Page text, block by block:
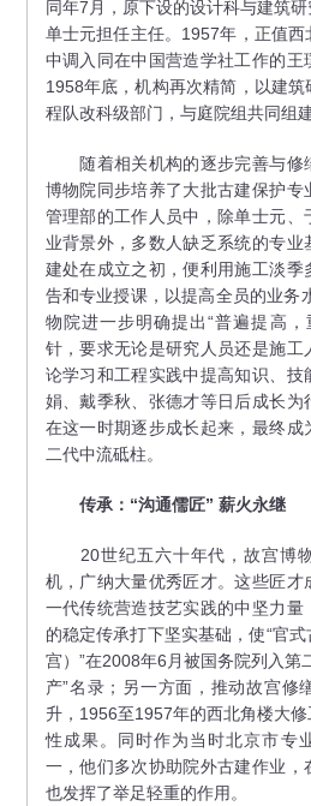
同年7月，原下设的设计科与建筑研
单士元担任主任。1957年，正值
中调入同在中国营造学社工作的王
1958年底，机构再次精简，以建
程队改科级部门，与庭院组共同组
随着相关机构的逐步完善与修
博物院同步培养了大批古建保护专
管理部的工作人员中，除单士元、
业背景外，多数人缺乏系统的专
建处在成立之初，便利用施工淡季
告和专业授课，以提高全员的业务
物院进一步明确提出“普遍提高
针，要求无论是研究人员还是施工
论学习和工程实践中提高知识、技
娟、戴季秋、张德才等日后成长为
在这一时期逐步成长起来，最终成
二代中流砥柱。
传承：“沟通儒匠” 薪火永继
20世纪五六十年代，故宫博物
机，广纳大量优秀匠才。这些匠才
一代传统营造技艺实践的中坚力量
的稳定传承打下坚实基础，使“官
宫）”在2008年6月被国务院列入第
产”名录；另一方面，推动故宫修
升，1956至1957年的西北角楼大
性成果。同时作为当时北京市专
一，他们多次协助院外古建作业，
也发挥了举足轻重的作用。